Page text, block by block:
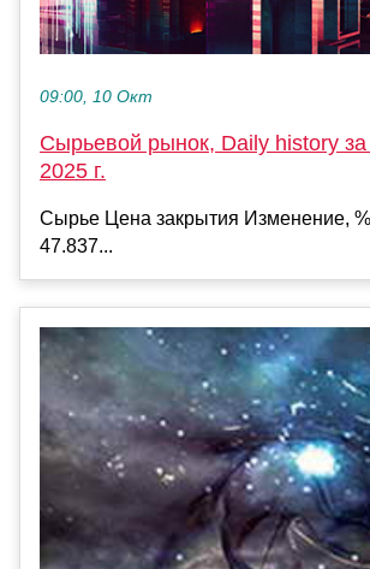
09:00, 10 Окт
Сырьевой рынок, Daily history за
2025 г.
Сырье Цена закрытия Изменение,
47.837...